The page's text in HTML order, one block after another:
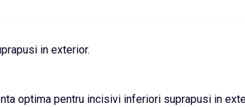
in exterior.
optima pentru incisivi inferiori suprapusi in